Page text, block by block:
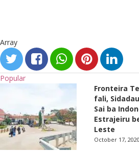
Array
Popular
Fronteira
fali,
Sai ba
Estrajeiru
Leste
October 17, 2020